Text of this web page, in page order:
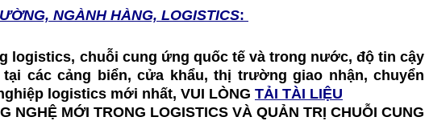
NGÀNH HÀNG, LOGISTICS:
logistics, chuỗi cung ứng quốc tế và trong nước, độ tin cậy
các cảng biển, cửa khẩu, thị trường giao nhận, chuyển
logistics mới nhất, VUI LÒNG TẢI TÀI LIỆU
NGHỆ MỚI TRONG LOGISTICS VÀ QUẢN TRỊ CHUỖI CUNG